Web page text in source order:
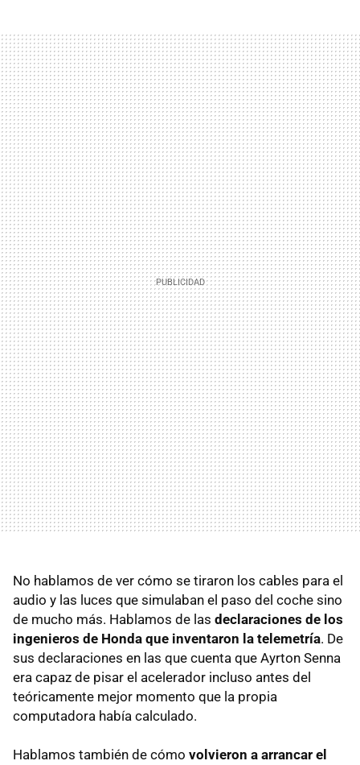
No hablamos de ver cómo se tiraron los cables para el
audio y las luces que simulaban el paso del coche sino
de mucho más. Hablamos de las declaraciones de los
ingenieros de Honda que inventaron la telemetría. De
sus declaraciones en las que cuenta que Ayrton Senna
era capaz de pisar el acelerador incluso antes del
teóricamente mejor momento que la propia
computadora había calculado.
Hablamos también de cómo volvieron a arrancar el